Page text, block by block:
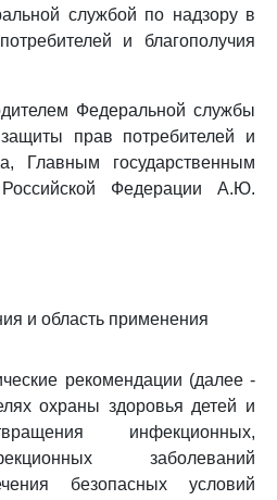
службой по надзору в
и благополучия
Федеральной службы
прав потребителей и
Главным государственным
Федерации А.Ю.
и область применения
рекомендации (далее -
охраны здоровья детей и
инфекционных,
заболеваний
безопасных условий